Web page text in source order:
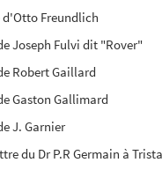
d'Otto Freundlich
Joseph Fulvi dit "Rover"
Robert Gaillard
Gaston Gallimard
J. Garnier
du Dr P.R Germain à